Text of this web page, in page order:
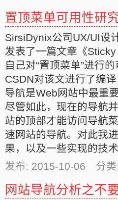
置顶菜单可用性研
SirsiDynix公司UX/UI设
发表了一篇文章《
自己对“置顶菜单”进行
CSDN对该文进行了编译
导航是Web网站中最重
尽管如此，现在的导航
站的顶部才能访问导航
速网站的导航。对此我
果，以及一些实现的技
发布: 2015-10-06 分
网站导航分析之不